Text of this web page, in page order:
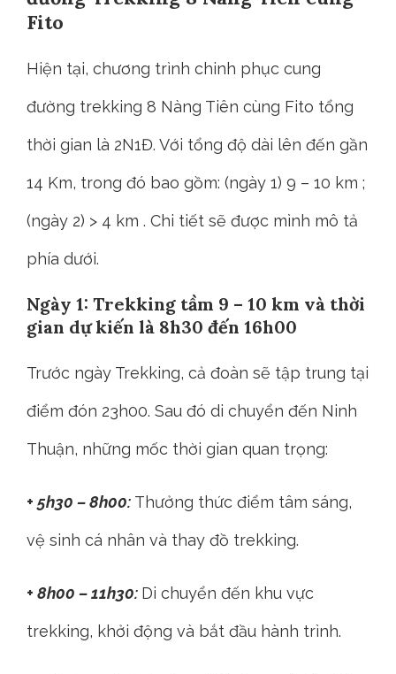
Fito
Hiện tại, chương trình chinh phục cung
đường trekking 8 Nàng Tiên cùng Fito tổng
thời gian là 2N1Đ. Với tổng độ dài lên đến gần
14 Km, trong đó bao gồm: (ngày 1) 9 – 10 km ;
(ngày 2) > 4 km . Chi tiết sẽ được mình mô tả
phía dưới.
Ngày 1: Trekking tầm 9 – 10 km và thời
gian dự kiến là 8h30 đến 16h00
Trước ngày Trekking, cả đoàn sẽ tập trung tại
điểm đón 23h00. Sau đó di chuyển đến Ninh
Thuận, những mốc thời gian quan trọng:
+ 5h30 – 8h00: Thưởng thức điểm tâm sáng,
vệ sinh cá nhân và thay đồ trekking.
+ 8h00 – 11h30: Di chuyển đến khu vực
trekking, khởi động và bắt đầu hành trình.